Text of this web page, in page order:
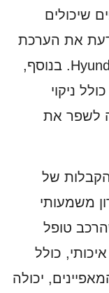
שיכולים
את הערכת
השוק הנוכחית עבור דגמי Hyundai 2025. בנוסף,
ניקוי
לשפר את
של
משמעותי
טופל
כולל
יכולה